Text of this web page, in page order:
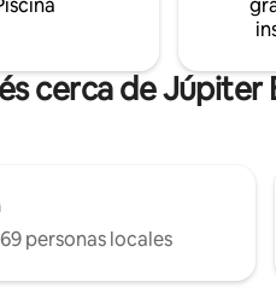
¡Descubre tu refugio
donde la comodidad se
cerca de Júpiter
personas locales